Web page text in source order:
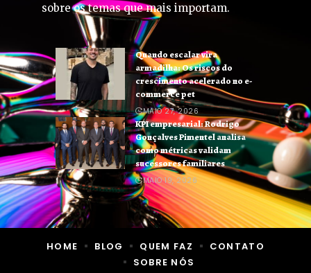
sobre os temas que mais importam.
Quando escalar vira
armadilha: Os riscos do
crescimento acelerado no e-
commerce pet
MAIO 27, 2026
KPI empresarial: Rodrigo
Gonçalves Pimentel analisa
como métricas validam
sucessores familiares
MAIO 19, 2026
HOME BLOG QUEM FAZ
CONTATO
SOBRE NÓS